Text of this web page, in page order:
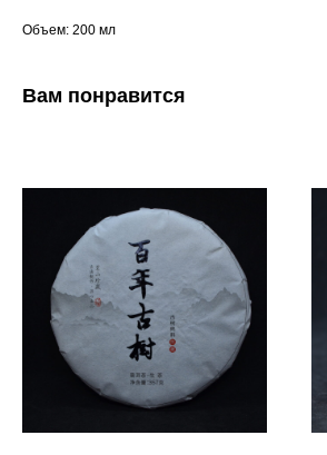
Объем: 200 мл
Вам понравится